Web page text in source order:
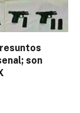
son